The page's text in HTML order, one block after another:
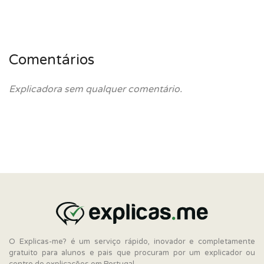
Comentários
Explicadora sem qualquer comentário.
O Explicas-me? é um serviço rápido, inovador e completamente
gratuito para alunos e pais que procuram por um explicador ou